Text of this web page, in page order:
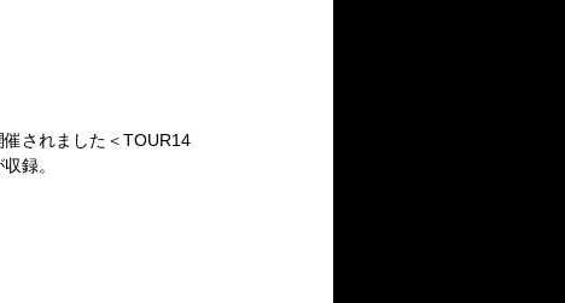
されました＜TOUR14
録。